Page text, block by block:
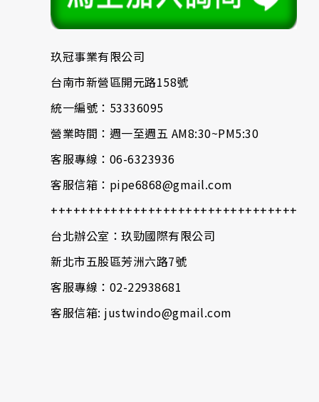
玖冠事業有限公司
台南市新營區開元路158號
統一編號：53336095
營業時間：週一至週五 AM8:30~PM5:30
客服專線：06-6323936
客服信箱：pipe6868@gmail.com
台北辦公室：玖勁國際有限公司
新北市五股區芳洲六路7號
客服專線：02-22938681
客服信箱: justwindo@gmail.com